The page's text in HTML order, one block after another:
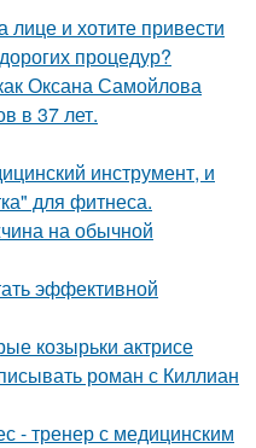
лице и хотите привести
процедур?
Оксана Самойлова
в 37 лет.
инструмент, и
для фитнеса.
на обычной
эффективной
козырьки актрисе
роман с Киллиан
- тренер с медицинским